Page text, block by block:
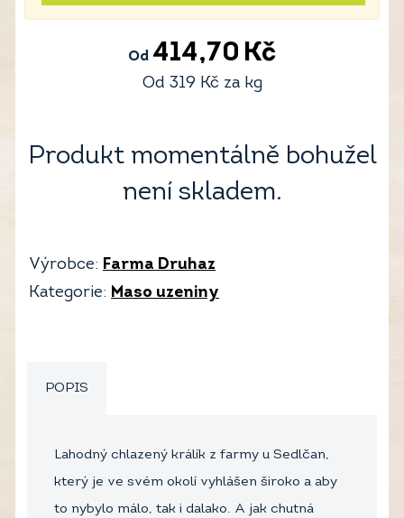
Od 414,70 Kč
Od 319 Kč za kg
Produkt momentálně bohužel
není skladem.
Výrobce: Farma Druhaz
Kategorie: Maso uzeniny
POPIS
Lahodný chlazený králík z farmy u Sedlčan,
který je ve svém okolí vyhlášen široko a aby
to nybylo málo, tak i dalako. A jak chutná